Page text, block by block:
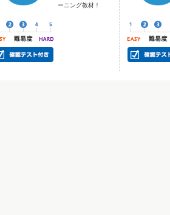
ーニング教材！